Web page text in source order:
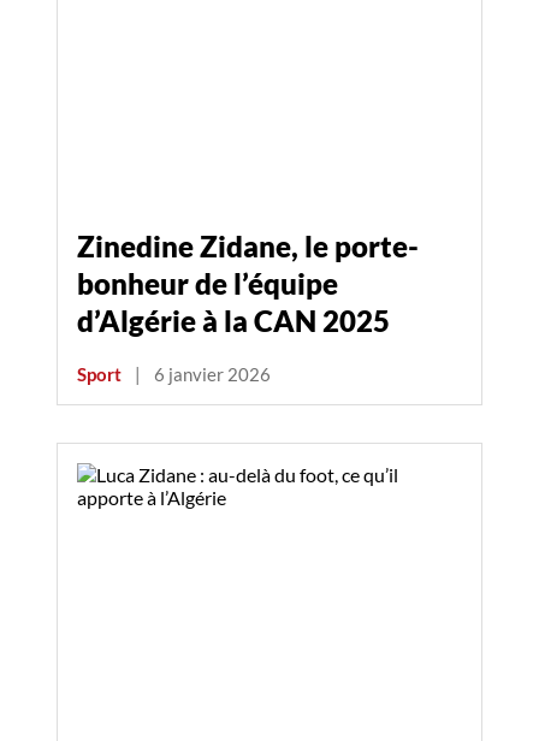
Zinedine Zidane, le porte-
bonheur de l’équipe
d’Algérie à la CAN 2025
Sport | 6 janvier 2026